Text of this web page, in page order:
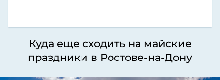
Куда еще сходить на майские
праздники в Ростове-на-Дону